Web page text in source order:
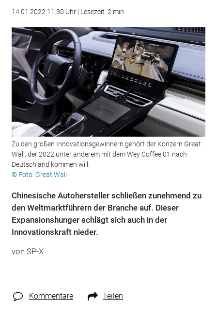
14.01.2022 11:30 Uhr | Lesezeit: 2 min
Zu den großen Innovationsgewinnern gehört der Konzern Great
Wall, der 2022 unter anderem mit dem Wey Coffee 01 nach
Deutschland kommen will.
© Foto: Great Wall
Chinesische Autohersteller schließen zunehmend zu
den Weltmarktführern der Branche auf. Dieser
Expansionshunger schlägt sich auch in der
Innovationskraft nieder.
von SP-X
Kommentare Teilen